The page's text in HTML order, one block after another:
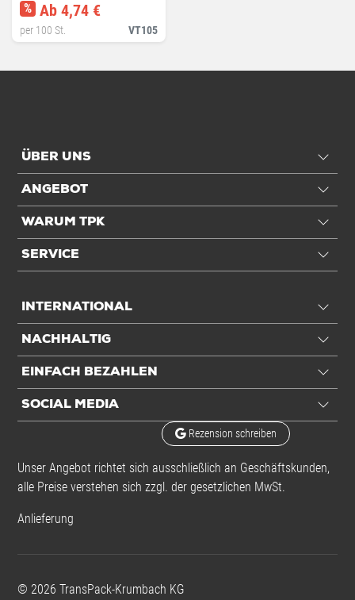
VT105
% Ab 4,74 €
per 100 St.
ÜBER UNS
ANGEBOT
WARUM TPK
SERVICE
INTERNATIONAL
NACHHALTIG
EINFACH BEZAHLEN
SOCIAL MEDIA
Rezension schreiben
Unser Angebot richtet sich ausschließlich an Geschäftskunden,
alle Preise verstehen sich zzgl. der gesetzlichen MwSt.
Anlieferung
© 2026 TransPack-Krumbach KG